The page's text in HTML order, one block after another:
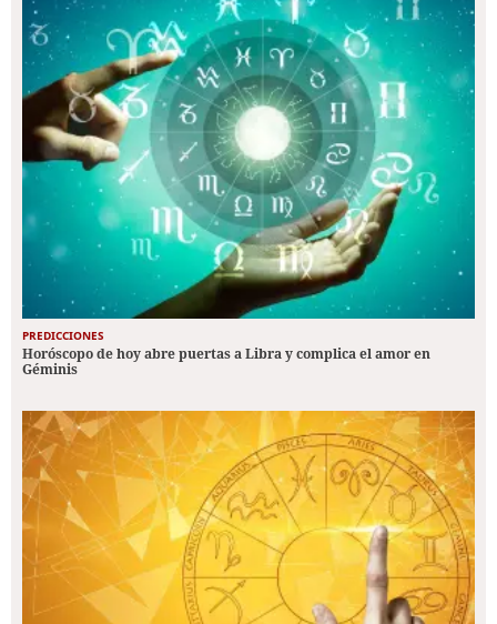
PREDICCIONES
Horóscopo de hoy abre puertas a Libra y complica el amor en
Géminis